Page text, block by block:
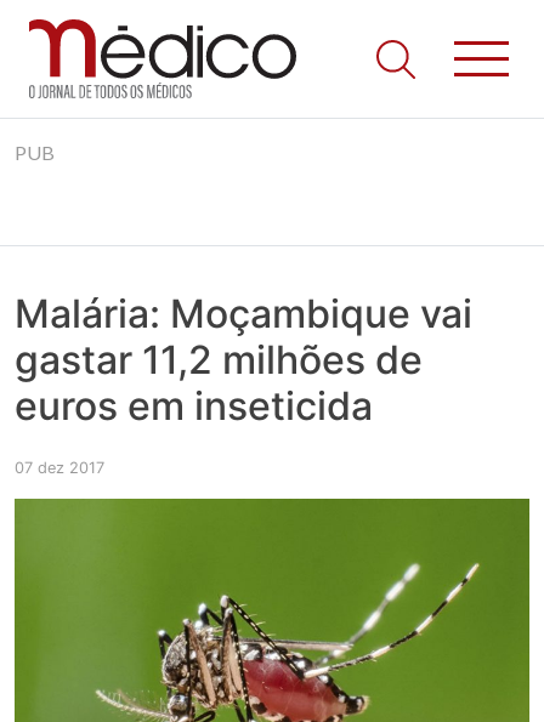
to
Jornal Médico
Médico – O Jornal de Todos os Médicos. Onde as notícias
realmente contam! Tudo o que se passa na Saúde!
PUB
Malária: Moçambique vai
gastar 11,2 milhões de
euros em inseticida
07 dez 2017